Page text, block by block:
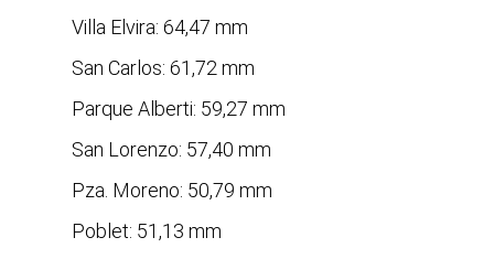
Villa Elvira: 64,47 mm
San Carlos: 61,72 mm
Parque Alberti: 59,27 mm
San Lorenzo: 57,40 mm
Pza. Moreno: 50,79 mm
Poblet: 51,13 mm